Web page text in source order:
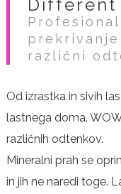
Different
različni
Od izrastka in sivih
lastnega doma.
različnih odtenkov.
Mineralni prah se
in jih ne naredi toge.